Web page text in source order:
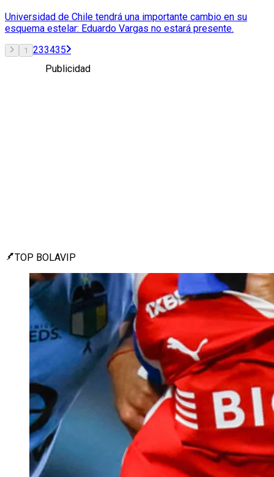
Universidad de Chile tendrá una importante cambio en su
esquema estelar: Eduardo Vargas no estará presente.
1 233435
Publicidad
TOP BOLAVIP